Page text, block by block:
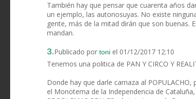
También hay que pensar que cuarenta años
un ejemplo, las autonosuyas. No existe
gente, más de la mitad dirán que son buenas.
mandan.
3.Publicado por toni el 01/12/2017 12:10
Tenemos una politica de PAN Y CIRCO Y
Donde hay que darle carnaza al
el Monotema de la Independencia de